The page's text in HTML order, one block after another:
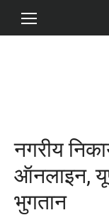
नगरीय
ऑनलाइन,
भुगतान